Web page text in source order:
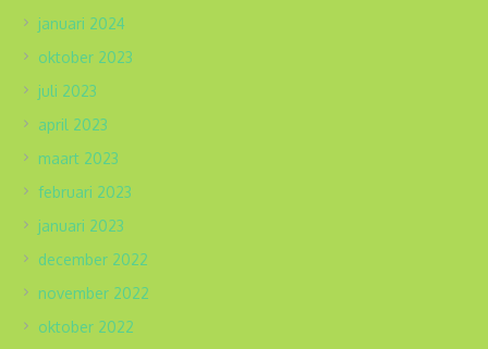
januari 2024
oktober 2023
juli 2023
april 2023
maart 2023
februari 2023
januari 2023
december 2022
november 2022
oktober 2022